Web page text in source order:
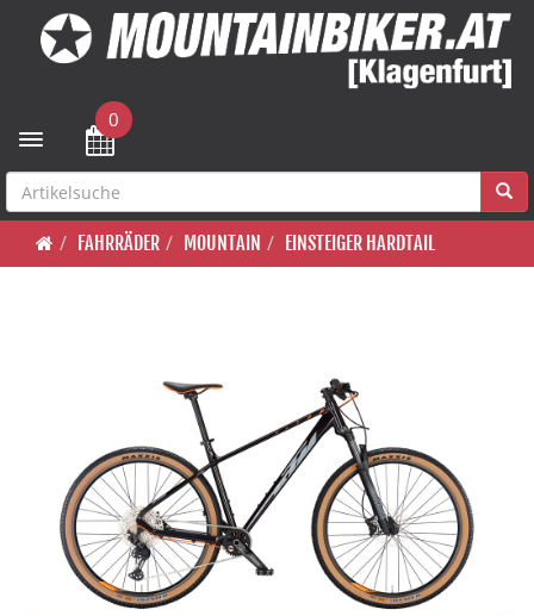
Toggle navigation
0
FAHRRÄDER MOUNTAIN EINSTEIGER HARDTAIL